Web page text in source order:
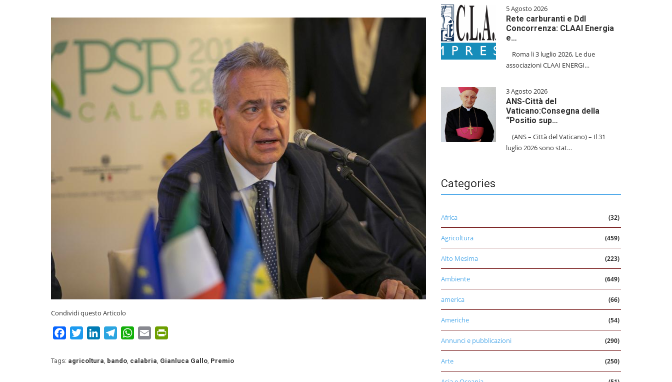
Condividi questo Articolo
FacebookTwitterLinkedInTelegramWhatsApp
Email
Tags: agricoltura bando calabria Gianluca Gallo Premio
5 Agosto 2026
Rete carburanti e Ddl
Concorrenza: CLAAI Energia
e…
​Roma li 3 luglio 2026, Le due
associazioni CLAAI ENERGI…
3 Agosto 2026
ANS-Città del
Vaticano:Consegna della
“Positio sup…
(ANS – Città del Vaticano) – Il 31
luglio 2026 sono stat…
Categories
Africa (32)
Agricoltura (459)
Alto Mesima (223)
Ambiente (649)
america (66)
Americhe (54)
Annunci e pubblicazioni (290)
Arte (250)